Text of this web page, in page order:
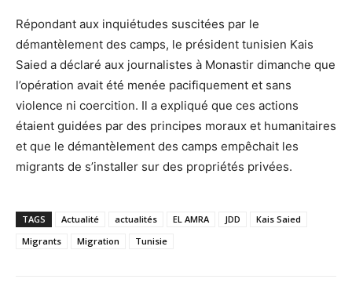
Répondant aux inquiétudes suscitées par le
démantèlement des camps, le président tunisien Kais
Saied a déclaré aux journalistes à Monastir dimanche que
l’opération avait été menée pacifiquement et sans
violence ni coercition. Il a expliqué que ces actions
étaient guidées par des principes moraux et humanitaires
et que le démantèlement des camps empêchait les
migrants de s’installer sur des propriétés privées.
TAGS Actualité actualités EL AMRA JDD
Kais Saied
Migrants
Migration Tunisie